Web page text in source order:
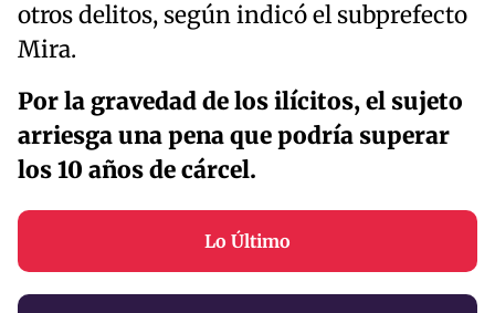
otros delitos, según indicó el subprefecto
Mira.
Por la gravedad de los ilícitos, el sujeto
arriesga una pena que podría superar
los 10 años de cárcel.
Lo Último